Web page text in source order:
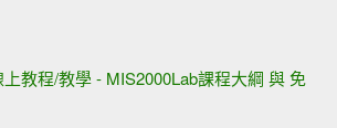
教程/教學 - MIS2000Lab課程大綱 與 免